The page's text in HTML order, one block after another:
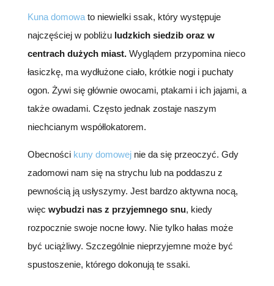
Kuna domowato niewielki ssak, który występuje
najczęściej w pobliżu ludzkich siedzib oraz w
centrach dużych miast. Wyglądem przypomina nieco
łasiczkę, ma wydłużone ciało, krótkie nogi i puchaty
ogon. Żywi się głównie owocami, ptakami i ich jajami, a
także owadami. Często jednak zostaje naszym
niechcianym współlokatorem.
Obecności kuny domowejnie da się przeoczyć. Gdy
zadomowi nam się na strychu lub na poddaszu z
pewnością ją usłyszymy. Jest bardzo aktywna nocą,
więc wybudzi nas z przyjemnego snu, kiedy
rozpocznie swoje nocne łowy. Nie tylko hałas może
być uciążliwy. Szczególnie nieprzyjemne może być
spustoszenie, którego dokonują te ssaki.